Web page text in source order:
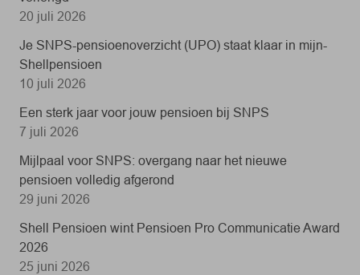
20 juli 2026
Je SNPS-pensioenoverzicht (UPO) staat klaar in mijn-
Shellpensioen
10 juli 2026
Een sterk jaar voor jouw pensioen bij SNPS
7 juli 2026
Mijlpaal voor SNPS: overgang naar het nieuwe
pensioen volledig afgerond
29 juni 2026
Shell Pensioen wint Pensioen Pro Communicatie Award
2026
25 juni 2026